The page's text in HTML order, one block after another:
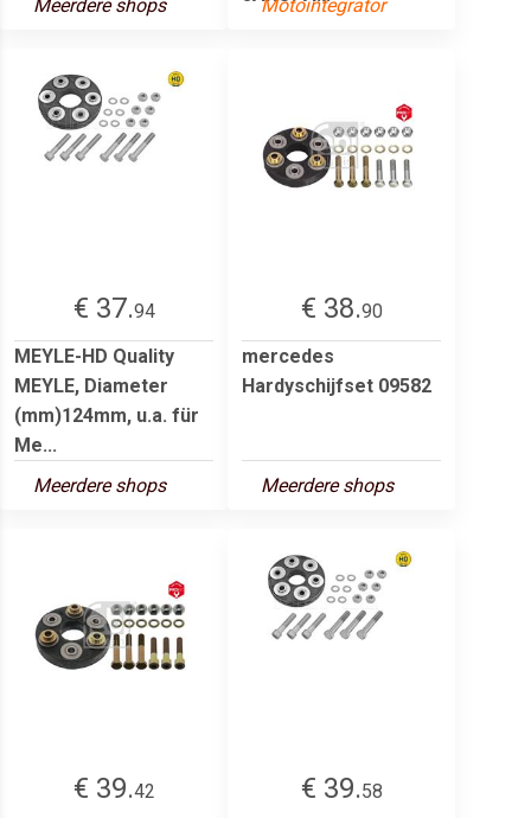
Meerdere shops
Motointegrator
€ 37.94
MEYLE-HD Quality
MEYLE, Diameter
(mm)124mm, u.a. für
Me...
Meerdere shops
€ 38.90
mercedes
Hardyschijfset 09582
Meerdere shops
€ 39.42
€ 39.58